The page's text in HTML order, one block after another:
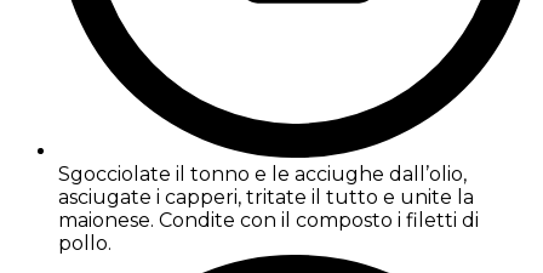
Sgocciolate il tonno e le acciughe dall’olio,
asciugate i capperi, tritate il tutto e unite la
maionese. Condite con il composto i filetti di
pollo.